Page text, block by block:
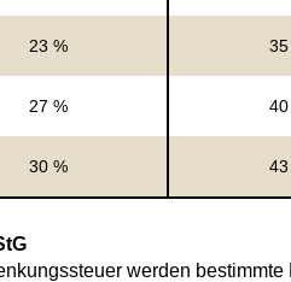
werden
23 % 35
27 % 40
30 % 43